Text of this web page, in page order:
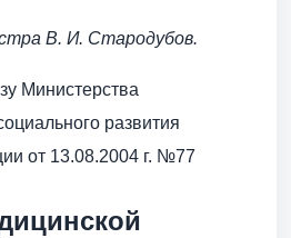
В. И. Стародубов.
Министерства
развития
от 13.08.2004 г. №77